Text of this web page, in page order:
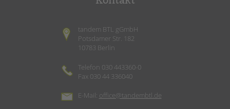
tandem BTL gGmbH
Potsdamer Str. 182
10783 Berlin
Telefon 030 443360-0
Fax 030 44 336040
E-Mail: office@tandembtl.de